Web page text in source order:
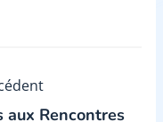
aux Rencontres